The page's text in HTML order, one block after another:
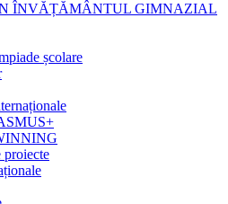
ÎNVĂȚĂMÂNTUL GIMNAZIAL
școlare
proiecte